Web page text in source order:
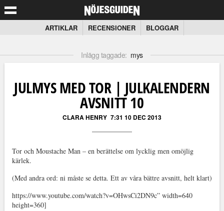
ARTIKLAR RECENSIONER BLOGGAR
Inlägg taggade: mys
JULMYS MED TOR | JULKALENDERN
AVSNITT 10
CLARA HENRY 7:31 10 DEC 2013
Tor och Moustache Man – en berättelse om lycklig men omöjlig
kärlek.
(Med andra ord: ni måste se detta. Ett av våra bättre avsnitt, helt klart)
https://www.youtube.com/watch?v=OHwsCi2DN9c” width=640
height=360]